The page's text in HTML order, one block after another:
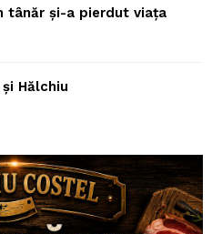
tânăr și-a pierdut viața
Hălchiu